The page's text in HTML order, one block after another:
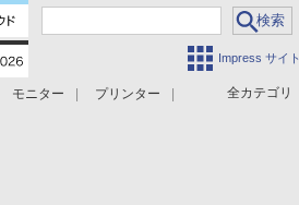
Impress サイト
全カテゴリ
モニター
プリンター